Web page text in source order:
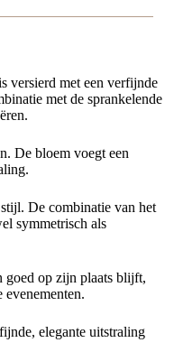
versierd met een verfijnde
met de sprankelende
De bloem voegt een
De combinatie van het
symmetrisch als
goed op zijn plaats blijft,
elegante uitstraling